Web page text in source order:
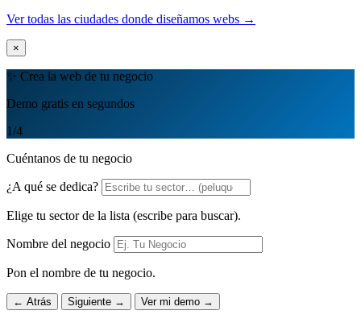
Ver todas las ciudades donde diseñamos webs →
×
✨ Crea la web de tu negocio
Demo gratis en segundos
1/4
Cuéntanos de tu negocio
¿A qué se dedica?
Elige tu sector de la lista (escribe para buscar).
Nombre del negocio
Pon el nombre de tu negocio.
← Atrás Siguiente → Ver mi demo →